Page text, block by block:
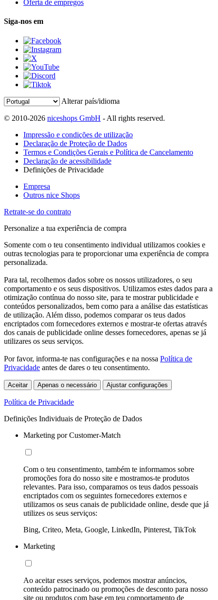
Oferta de empregos
Siga-nos em
Alterar país/idioma
© 2010-2026 niceshops GmbH - All rights reserved.
Impressão e condições de utilização
Declaração de Proteção de Dados
Termos e Condições Gerais e Política de Cancelamento
Declaração de acessibilidade
Definições de Privacidade
Empresa
Outros nice Shops
Retrate-se do contrato
Personalize a tua experiência de compra
Somente com o teu consentimento individual utilizamos cookies e
outras tecnologias para te proporcionar uma experiência de compra
personalizada.
Para tal, recolhemos dados sobre os nossos utilizadores, o seu
comportamento e os seus dispositivos. Utilizamos estes dados para a
otimização contínua do nosso site, para te mostrar publicidade e
conteúdos personalizados, bem como para a análise das estatísticas
de utilização. Além disso, podemos comparar os teus dados
encriptados com fornecedores externos e mostrar-te ofertas através
dos canais de publicidade online desses fornecedores, apenas se já
utilizares os seus serviços.
Por favor, informa-te nas configurações e na nossa Política de
Privacidade antes de dares o teu consentimento.
Aceitar Apenas o necessário Ajustar configurações
Política de Privacidade
Definições Individuais de Proteção de Dados
Marketing por Customer-Match
Com o teu consentimento, também te informamos sobre
promoções fora do nosso site e mostramos-te produtos
relevantes. Para isso, comparamos os teus dados pessoais
encriptados com os seguintes fornecedores externos e
utilizamos os seus canais de publicidade online, desde que já
utilizes os seus serviços:
Bing, Criteo, Meta, Google, LinkedIn, Pinterest, TikTok
Marketing
Ao aceitar esses serviços, podemos mostrar anúncios,
conteúdo patrocinado ou promoções de desconto para nosso
site ou produtos com base em teu comportamento de